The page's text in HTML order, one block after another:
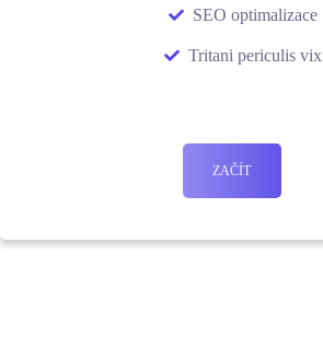
SEO optimalizace
Tritani periculis vix
ZAČÍT